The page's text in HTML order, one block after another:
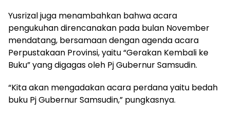
Yusrizal juga menambahkan bahwa acara
pengukuhan direncanakan pada bulan November
mendatang, bersamaan dengan agenda acara
Perpustakaan Provinsi, yaitu “Gerakan Kembali ke
Buku” yang digagas oleh Pj Gubernur Samsudin.
“Kita akan mengadakan acara perdana yaitu bedah
buku Pj Gubernur Samsudin,” pungkasnya.